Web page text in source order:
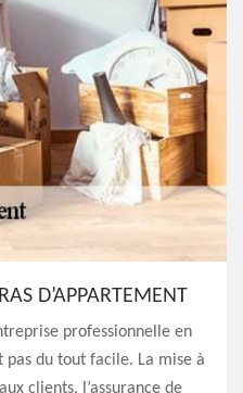
D’APPARTEMENT
professionnelle en
pas du tout facile. La mise à
clients, l’assurance de